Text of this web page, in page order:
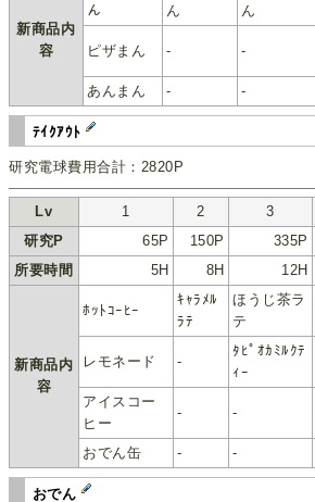
新商品内
容
ん
ん
ん
ピザまん - -
あんまん - -
ﾃｲｸｱｳﾄ
研究電球費用合計：2820P
Lv 1 2 3
研究P
65P 150P 335P
所要時間
5H 8H 12H
新商品内
容
ﾎｯﾄｺｰﾋｰ
ｷｬﾗﾒﾙ
ﾗﾃ
ほうじ茶ラ
テ
レモネード -
ﾀﾋﾟｵｶﾐﾙｸﾃ
ｨｰ
アイスコー
ヒー
- -
おでん缶 - -
おでん